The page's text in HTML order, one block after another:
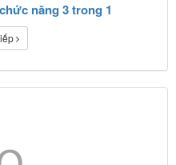
năng 3 trong 1